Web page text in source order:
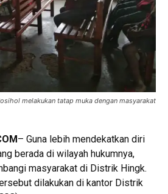
melakukan tatap muka dengan masyarakat
– Guna lebih mendekatkan diri
berada di wilayah hukumnya,
masyarakat di Distrik Hingk.
dilakukan di kantor Distrik